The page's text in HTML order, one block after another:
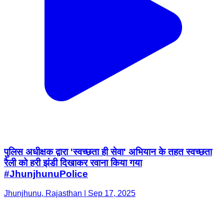
पुलिस अधीक्षक द्वारा 'स्वच्छता ही सेवा' अभियान के तहत स्वच्छता
रैली को हरी झंडी दिखाकर रवाना किया गया
#JhunjhunuPolice
Jhunjhunu, Rajasthan | Sep 17, 2025